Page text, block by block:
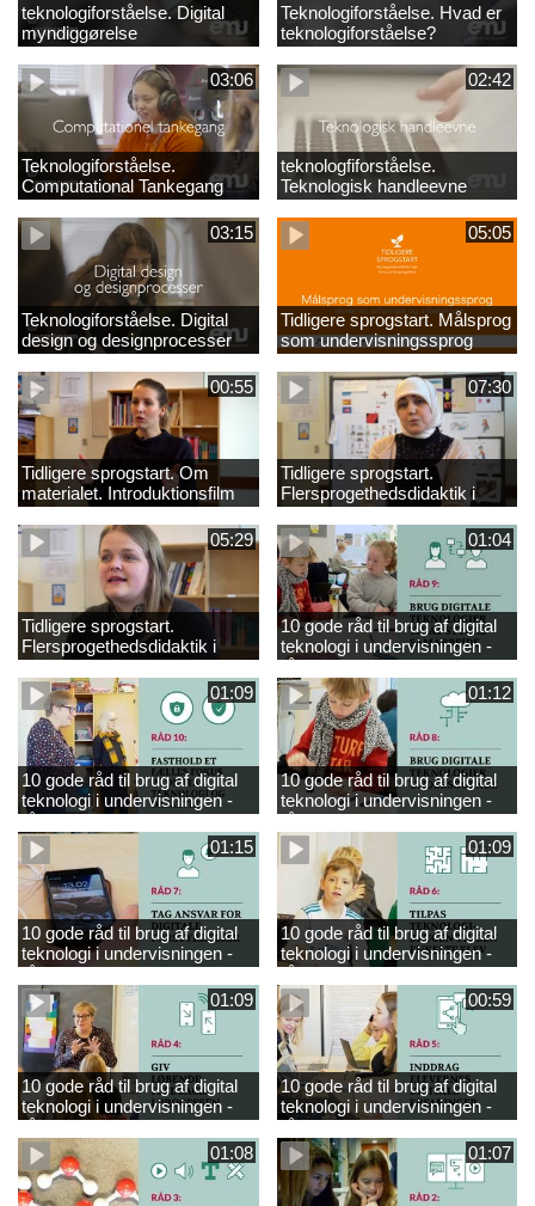
teknologiforståelse. Digital
myndiggørelse
Teknologiforståelse. Hvad er
teknologiforståelse?
03:06
Teknologiforståelse.
Computational Tankegang
02:42
teknologfiforståelse.
Teknologisk handleevne
03:15
Teknologiforståelse. Digital
design og designprocesser
05:05
Tidligere sprogstart. Målsprog
som undervisningssprog
00:55
Tidligere sprogstart. Om
materialet. Introduktionsfilm
07:30
Tidligere sprogstart.
Flersprogethedsdidaktik i
fransk og tysk
05:29
Tidligere sprogstart.
Flersprogethedsdidaktik i
engelsk
01:04
10 gode råd til brug af digital
teknologi i undervisningen -
råd 9
01:09
10 gode råd til brug af digital
teknologi i undervisningen -
råd 10
01:12
10 gode råd til brug af digital
teknologi i undervisningen -
råd 8
01:15
10 gode råd til brug af digital
teknologi i undervisningen -
råd 7
01:09
10 gode råd til brug af digital
teknologi i undervisningen -
råd 6
01:09
10 gode råd til brug af digital
teknologi i undervisningen -
råd 4
00:59
10 gode råd til brug af digital
teknologi i undervisningen -
råd 5
01:08
01:07